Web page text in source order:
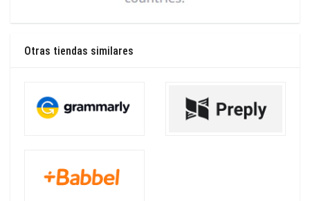
Otras tiendas similares